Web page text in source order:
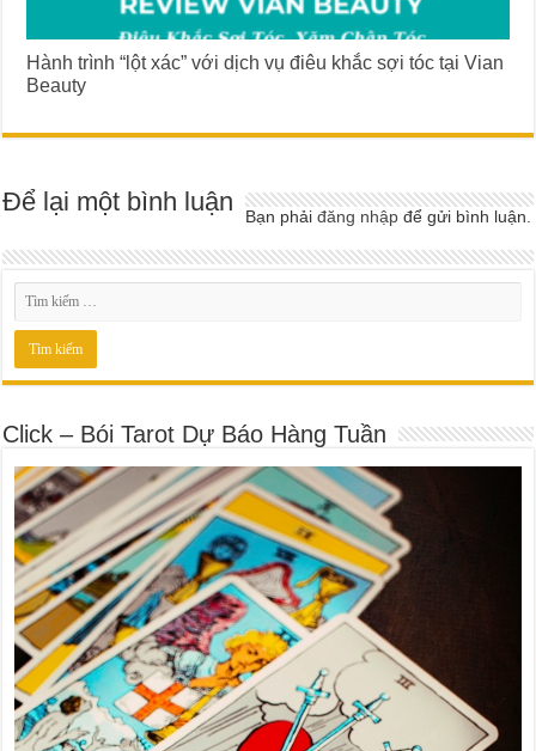
Hành trình “lột xác” với dịch vụ điêu khắc sợi tóc tại Vian
Beauty
Để lại một bình luận Bạn phảiđăng nhập để gửi bình luận.
Click – Bói Tarot Dự Báo Hàng Tuần